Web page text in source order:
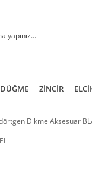
DÜĞME ZİNCİR
Dikme Aksesuar